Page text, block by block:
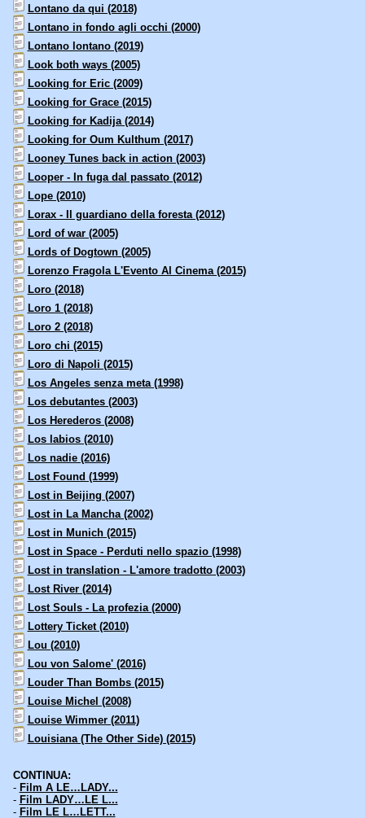
Lontano da qui (2018)
Lontano in fondo agli occhi (2000)
Lontano lontano (2019)
Look both ways (2005)
Looking for Eric (2009)
Looking for Grace (2015)
Looking for Kadija (2014)
Looking for Oum Kulthum (2017)
Looney Tunes back in action (2003)
Looper - In fuga dal passato (2012)
Lope (2010)
Lorax - Il guardiano della foresta (2012)
Lord of war (2005)
Lords of Dogtown (2005)
Lorenzo Fragola L'Evento Al Cinema (2015)
Loro (2018)
Loro 1 (2018)
Loro 2 (2018)
Loro chi (2015)
Loro di Napoli (2015)
Los Angeles senza meta (1998)
Los debutantes (2003)
Los Herederos (2008)
Los labios (2010)
Los nadie (2016)
Lost Found (1999)
Lost in Beijing (2007)
Lost in La Mancha (2002)
Lost in Munich (2015)
Lost in Space - Perduti nello spazio (1998)
Lost in translation - L'amore tradotto (2003)
Lost River (2014)
Lost Souls - La profezia (2000)
Lottery Ticket (2010)
Lou (2010)
Lou von Salome' (2016)
Louder Than Bombs (2015)
Louise Michel (2008)
Louise Wimmer (2011)
Louisiana (The Other Side) (2015)
CONTINUA:
- Film A LE…LADY...
- Film LADY…LE L...
- Film LE L…LETT...